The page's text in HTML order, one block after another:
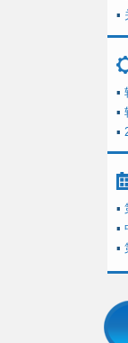
▪
▪
▪
▪
▪
▪
▪